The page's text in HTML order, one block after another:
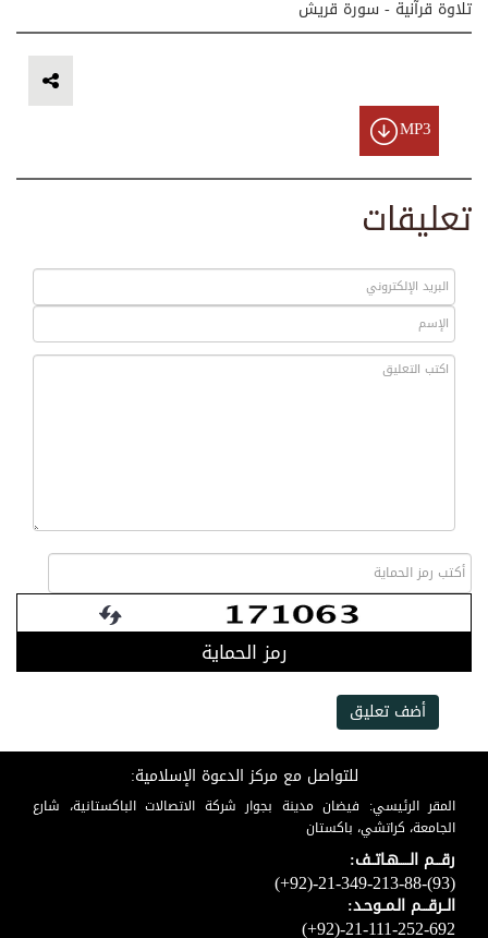
تلاوة قرآنية - سورة قريش
MP3
تعليقات
رمز الحماية
أضف تعليق
للتواصل مع مركز الدعوة الإسلامية:
المقر الرئيسي: فيضان مدينة بجوار شركة الاتصالات الباكستانية، شارع
الجامعة، كراتشي، باكستان
رقـــم الـــــهـاتــف:
(+92)-21-349-213-88-(93)
الــرقـــم الـمــوحـد:
(+92)-21-111-252-692